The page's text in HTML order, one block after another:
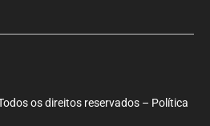
os direitos reservados – Política